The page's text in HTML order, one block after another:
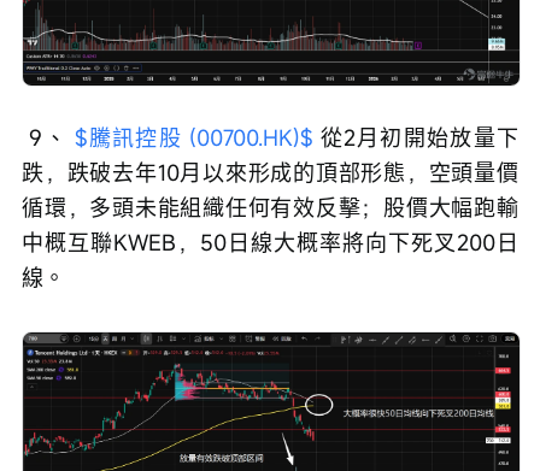
9、 $騰訊控股 (00700.HK)$ 從2月初開始放量下
跌，跌破去年10月以來形成的頂部形態，空頭量價
循環，多頭未能組織任何有效反擊；股價大幅跑輸
中概互聯KWEB，50日線大概率將向下死叉200日
線。